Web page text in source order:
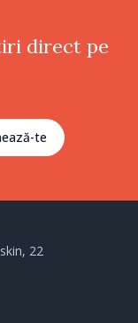
direct pe
te
22